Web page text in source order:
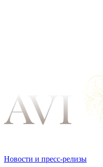
Новости и пресс-релизы